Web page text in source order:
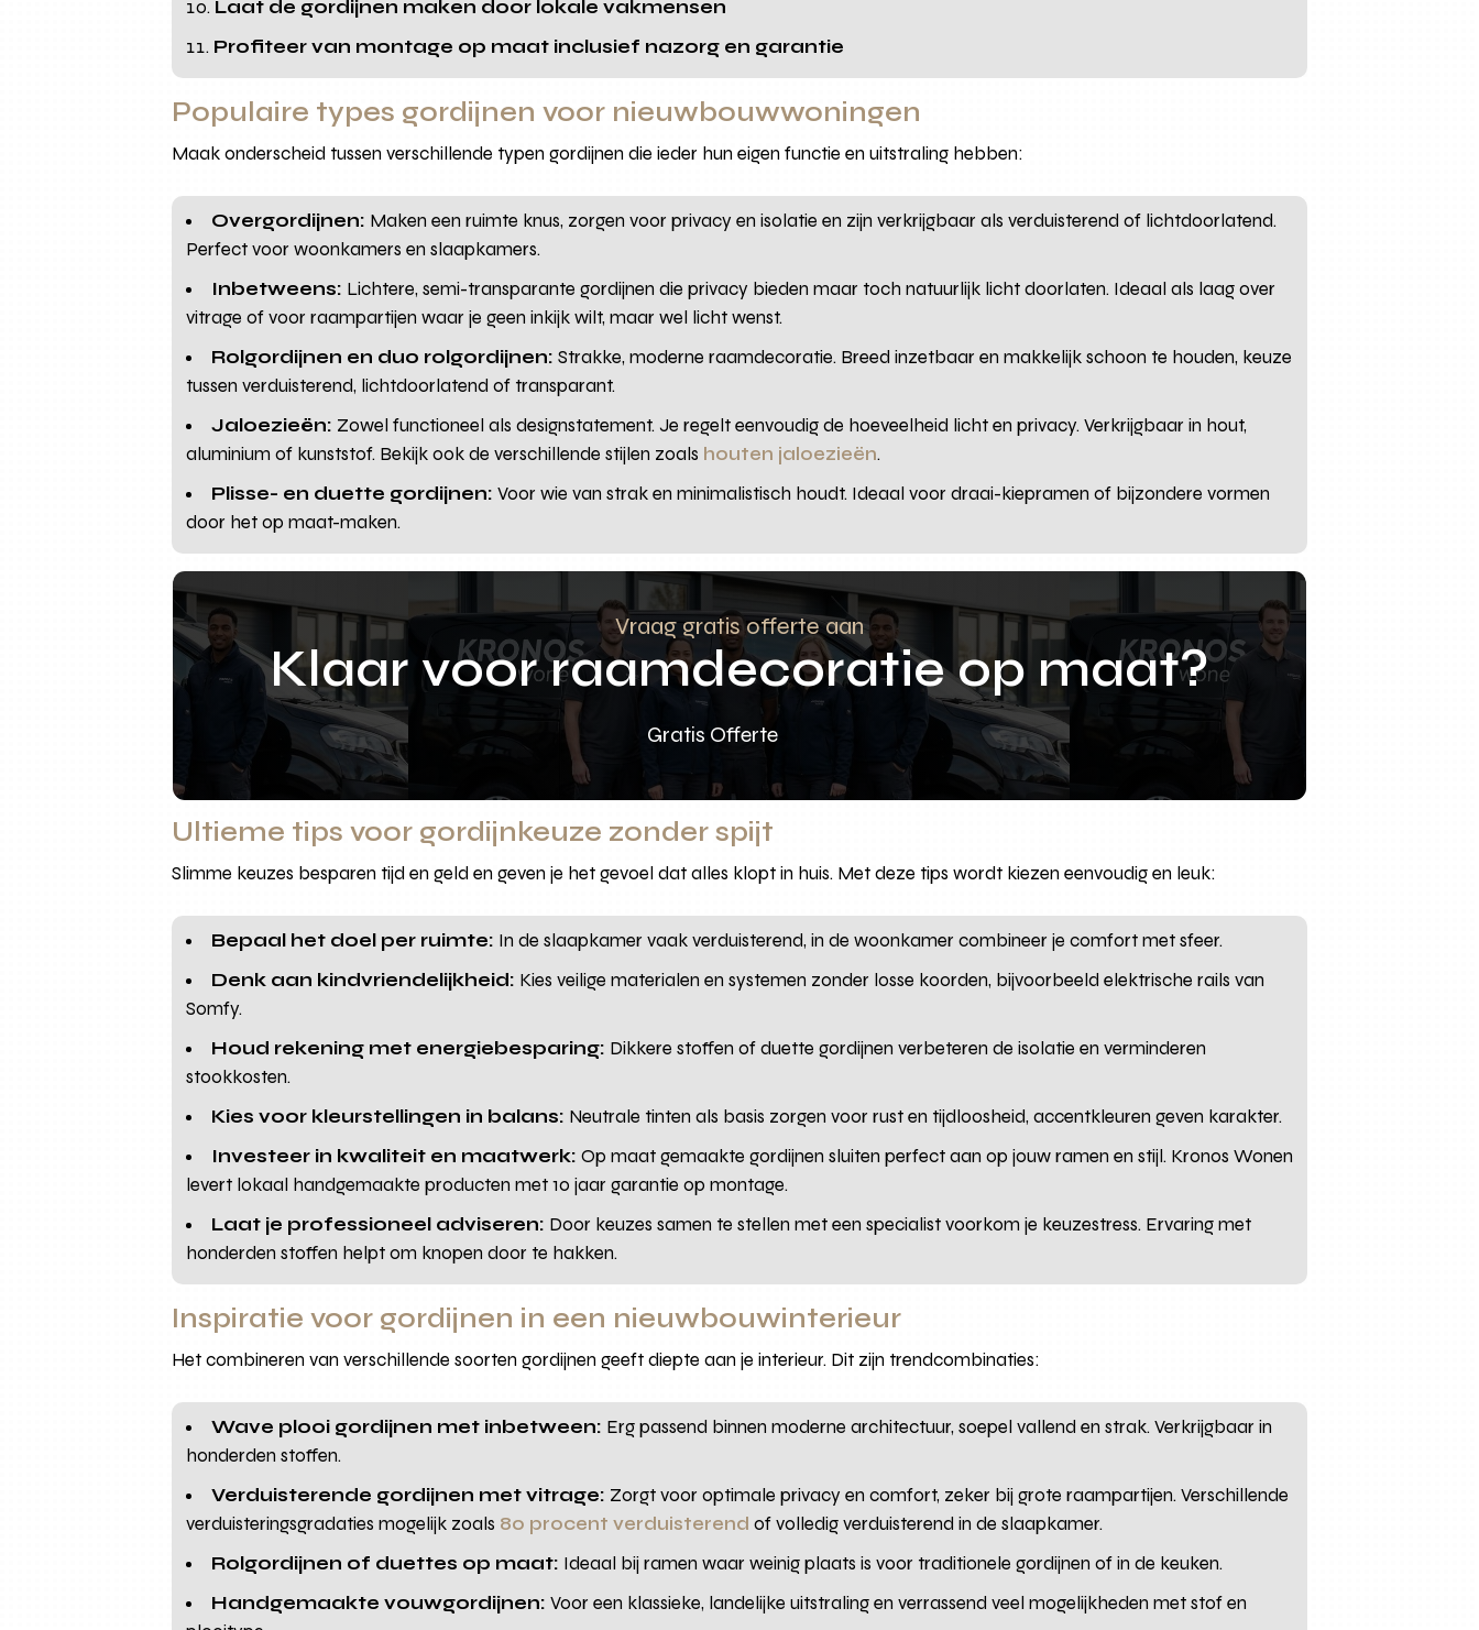
Laat de gordijnen maken door lokale vakmensen
Profiteer van montage op maat inclusief nazorg en garantie
Populaire types gordijnen voor nieuwbouwwoningen
Maak onderscheid tussen verschillende typen gordijnen die ieder hun eigen functie en uitstraling hebben:
Overgordijnen: Maken een ruimte knus, zorgen voor privacy en isolatie en zijn verkrijgbaar als verduisterend of lichtdoorlatend.
Perfect voor woonkamers en slaapkamers.
Inbetweens: Lichtere, semi-transparante gordijnen die privacy bieden maar toch natuurlijk licht doorlaten. Ideaal als laag over
vitrage of voor raampartijen waar je geen inkijk wilt, maar wel licht wenst.
Rolgordijnen en duo rolgordijnen:Strakke, moderne raamdecoratie. Breed inzetbaar en makkelijk schoon te houden, keuze
tussen verduisterend, lichtdoorlatend of transparant.
Jaloezieën: Zowel functioneel als designstatement. Je regelt eenvoudig de hoeveelheid licht en privacy. Verkrijgbaar in hout,
aluminium of kunststof. Bekijk ook de verschillende stijlen zoals houten jaloezieën.
Plisse- en duette gordijnen:Voor wie van strak en minimalistisch houdt. Ideaal voor draai-kiepramen of bijzondere vormen
door het op maat-maken.
Vraag gratis offerte aan
Klaar voor raamdecoratie op maat?
Gratis Offerte
Ultieme tips voor gordijnkeuze zonder spijt
Slimme keuzes besparen tijd en geld en geven je het gevoel dat alles klopt in huis. Met deze tips wordt kiezen eenvoudig en leuk:
Bepaal het doel per ruimte: In de slaapkamer vaak verduisterend, in de woonkamer combineer je comfort met sfeer.
Denk aan kindvriendelijkheid: Kies veilige materialen en systemen zonder losse koorden, bijvoorbeeld elektrische rails van
Somfy.
Houd rekening met energiebesparing: Dikkere stoffen of duette gordijnen verbeteren de isolatie en verminderen
stookkosten.
Kies voor kleurstellingen in balans: Neutrale tinten als basis zorgen voor rust en tijdloosheid, accentkleuren geven karakter.
Investeer in kwaliteit en maatwerk: Op maat gemaakte gordijnen sluiten perfect aan op jouw ramen en stijl. Kronos Wonen
levert lokaal handgemaakte producten met 10 jaar garantie op montage.
Laat je professioneel adviseren: Door keuzes samen te stellen met een specialist voorkom je keuzestress. Ervaring met
honderden stoffen helpt om knopen door te hakken.
Inspiratie voor gordijnen in een nieuwbouwinterieur
Het combineren van verschillende soorten gordijnen geeft diepte aan je interieur. Dit zijn trendcombinaties:
Wave plooi gordijnen met inbetween: Erg passend binnen moderne architectuur, soepel vallend en strak. Verkrijgbaar in
honderden stoffen.
Verduisterende gordijnen met vitrage: Zorgt voor optimale privacy en comfort, zeker bij grote raampartijen. Verschillende
verduisteringsgradaties mogelijk zoals 80 procent verduisterend of volledig verduisterend in de slaapkamer.
Rolgordijnen of duettes op maat: Ideaal bij ramen waar weinig plaats is voor traditionele gordijnen of in de keuken.
Handgemaakte vouwgordijnen: Voor een klassieke, landelijke uitstraling en verrassend veel mogelijkheden met stof en